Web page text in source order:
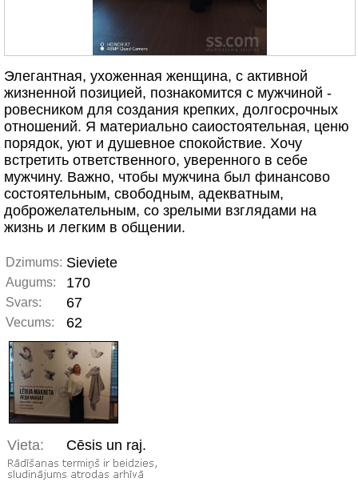
Элегантная, ухоженная женщина, с активной
жизненной позицией, познакомится с мужчиной -
ровесником для создания крепких, долгосрочных
отношений. Я материально саиостоятельная, ценю
порядок, уют и душевное спокойствие. Хочу
встретить ответственного, уверенного в себе
мужчину. Важно, чтобы мужчина был финансово
состоятельным, свободным, адекватным,
доброжелательным, со зрелыми взглядами на
жизнь и легким в общении.
Dzimums: Sieviete
Augums: 170
Svars: 67
Vecums: 62
Vieta: Cēsis un raj.